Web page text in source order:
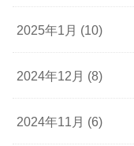
2025年1月 (10)
2024年12月 (8)
2024年11月 (6)